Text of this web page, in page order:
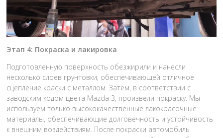
Этап 4: Покраска и лакировка
Подготовленную поверхность обезжирили и нанесли
несколько слоев грунтовки, обеспечивающей отличное
сцепление краски с металлом. Затем, в соответствии с
заводским кодом цвета Mazda 3, произвели покраску. Мы
используем только высококачественные лакокрасочные
материалы, обеспечивающие долговечность и устойчивость
к внешним воздействиям. После покраски автомобиль